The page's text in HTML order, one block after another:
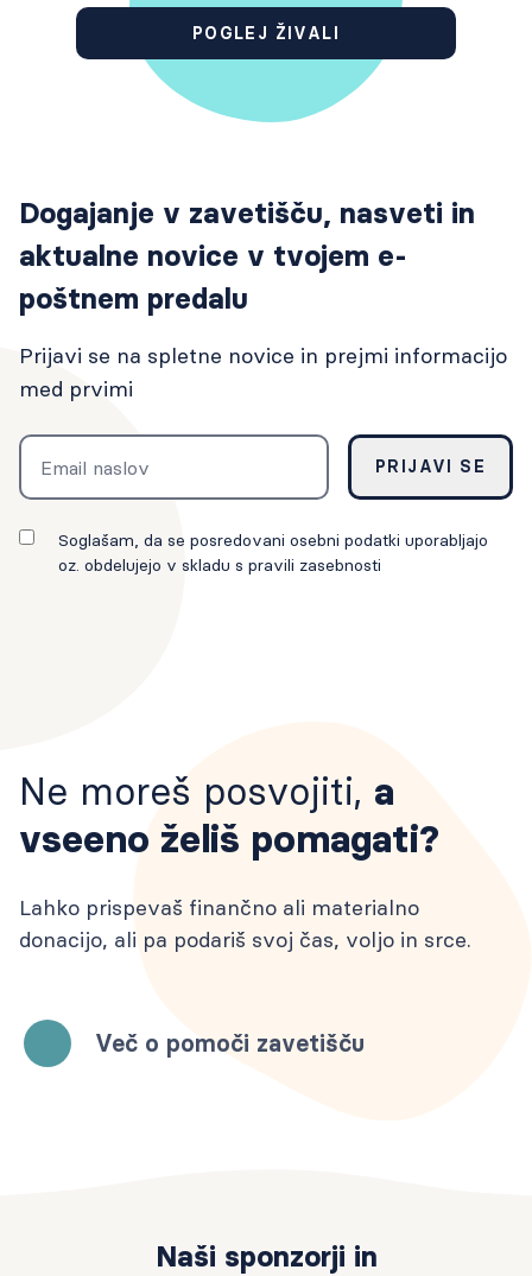
POGLEJ ŽIVALI
Dogajanje v zavetišču, nasveti in
aktualne novice v tvojem e-
poštnem predalu
Prijavi se na spletne novice in prejmi informacijo
med prvimi
Email
PRIJAVI SE
Soglašam, da se posredovani osebni podatki uporabljajo
oz. obdelujejo v skladu s pravili zasebnosti
Ne moreš posvojiti, a
vseeno želiš pomagati?
Lahko prispevaš finančno ali materialno
donacijo, ali pa podariš svoj čas, voljo in srce.
Več o pomoči zavetišču
Naši sponzorji in